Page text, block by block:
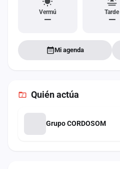
Vermú
—
Tarde
—
Mi agenda
Quién actúa
Grupo CORDOSOM